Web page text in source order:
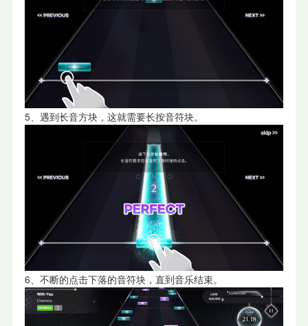
5、遇到长音方块，这就需要长按音符块。
6、不断的点击下落的音符块，直到音乐结束。